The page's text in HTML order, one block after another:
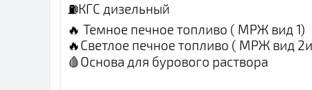
⛽️КГС дизельный
🔥 Темное печное топливо ( МРЖ вид 1)
🔥Светлое печное топливо ( МРЖ вид
🩸Основа для бурового раствора